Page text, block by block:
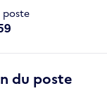
poste
du poste